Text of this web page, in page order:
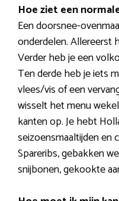
Hoe ziet een
Een doorsnee-
onderdelen. Allereerst
Verder heb je een
Ten derde heb je iets
vlees/vis of een
wisselt het menu
kanten op. Je hebt
seizoensmaaltijden en
Spareribs, gebakken
snijbonen, gekookte